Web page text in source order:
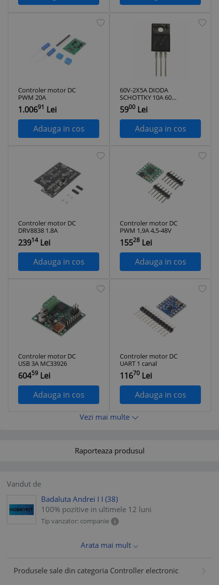
Controler motor DC
PWM 20A
1.00691 Lei
Adauga in cos
60V-2X5A DIODA
SCHOTTKY 10A 60V
TO220FP -ROHS
STPS10L60CFP
STMICROELECTRONICS
5900 Lei
Adauga in cos
Controler motor DC
DRV8838 1.8A
23914 Lei
Adauga in cos
Controler motor DC
PWM 1,9A 4,5-48V
15528 Lei
Adauga in cos
Controler motor DC
USB 3A MC33926
60459 Lei
Adauga in cos
Controler motor DC
UART 1 canal
11670 Lei
Adauga in cos
Vezi mai multe
Raporteaza produsul
Vandut de
Badaluta Andrei I I (38)
100% pozitive in ultimele 12 luni
Tip vanzator: companie
Arata mai mult
Produsele sale din categoria Controller electronic